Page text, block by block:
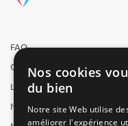
FAQ
Qui sommes-nous ?
L'équipe
Nous recrutons
Nos cookies
du bien
Notre site Web utilise
améliorer l'expérience